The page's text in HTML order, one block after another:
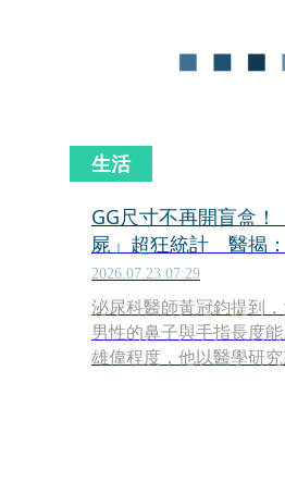
生活
GG尺寸不再開盲盒！
屍」超狂統計 醫揭
2026.07.23 07:29
泌尿科醫師黃冠鈞提到
男性的鼻子與手指長度
雄偉程度，他以醫學研